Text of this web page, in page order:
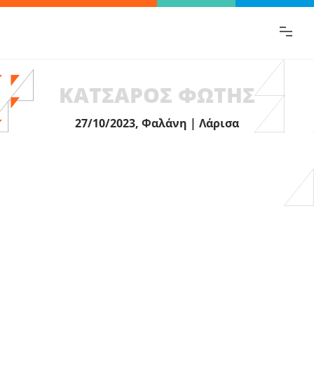
ΚΑΤΣΑΡΟΣ ΦΩΤΗΣ
27/10/2023, Φαλάνη | Λάρισα
Βρες γρήγορα την πληροφορία που